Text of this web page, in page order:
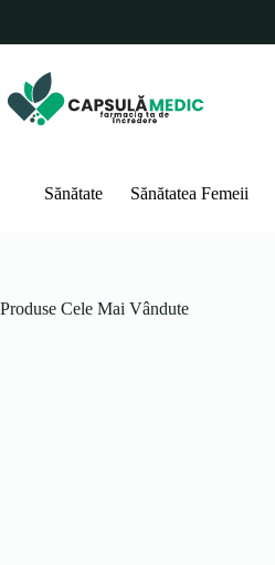
conținut
Sănătate Sănătatea Femeii
Produse Cele Mai Vândute